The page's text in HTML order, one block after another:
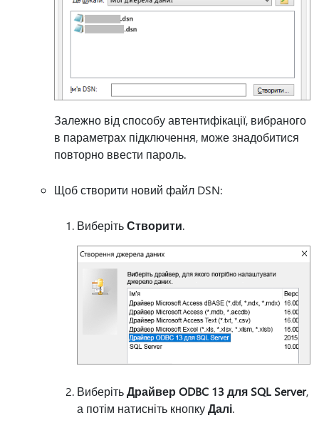
Залежно від способу автентифікації, вибраного
в параметрах підключення, може знадобитися
повторно ввести пароль.
Щоб створити новий файл DSN:
ВиберітьСтворити.
ВиберітьДрайвер ODBC 13 для SQL Server,
а потім натисніть кнопкуДалі.